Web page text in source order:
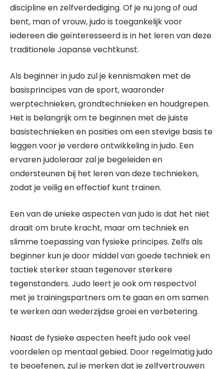
discipline en zelfverdediging. Of je nu jong of oud
bent, man of vrouw, judo is toegankelijk voor
iedereen die geïnteresseerd is in het leren van deze
traditionele Japanse vechtkunst.
Als beginner in judo zul je kennismaken met de
basisprincipes van de sport, waaronder
werptechnieken, grondtechnieken en houdgrepen.
Het is belangrijk om te beginnen met de juiste
basistechnieken en posities om een stevige basis te
leggen voor je verdere ontwikkeling in judo. Een
ervaren judoleraar zal je begeleiden en
ondersteunen bij het leren van deze technieken,
zodat je veilig en effectief kunt trainen.
Een van de unieke aspecten van judo is dat het niet
draait om brute kracht, maar om techniek en
slimme toepassing van fysieke principes. Zelfs als
beginner kun je door middel van goede techniek en
tactiek sterker staan tegenover sterkere
tegenstanders. Judo leert je ook om respectvol
met je trainingspartners om te gaan en om samen
te werken aan wederzijdse groei en verbetering.
Naast de fysieke aspecten heeft judo ook veel
voordelen op mentaal gebied. Door regelmatig judo
te beoefenen, zul je merken dat je zelfvertrouwen